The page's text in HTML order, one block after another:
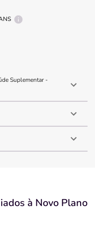
Suplementar -
à Novo Plano